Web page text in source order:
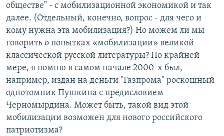
обществе" - с мобилизационной экономикой и так
далее. (Отдельный, конечно, вопрос - для чего и
кому нужна эта мобилизация?) Но можем ли мы
говорить о попытках «мобилизации» великой
классической русской литературы? По крайней
мере, я помню в самом начале 2000-х был,
например, издан на деньги "Газпрома" роскошный
однотомник Пушкина с предисловием
Черномырдина. Может быть, такой вид этой
мобилизации возможен для нового российского
патриотизма?